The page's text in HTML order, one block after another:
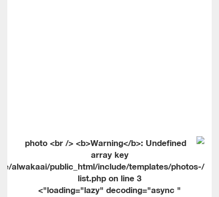
alwakaai/public_html/include/templates/photos-
list.php on line3
" loading="lazy" decoding="async">